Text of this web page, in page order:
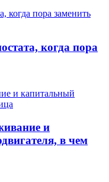
когда пора
и
в чем